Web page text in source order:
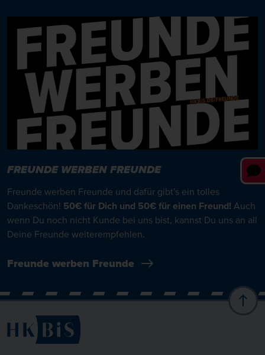
FREUNDE WERBEN FREUNDE
Freunde werben Freunde und dafür gibt’s ein tolles
Dankeschön! 50€ für Dich und 50€ für einen Freund! Auch
wenn Du noch nicht Kunde bei uns bist, kannst Du uns an all
Deine Freunde weiterempfehlen.
Freunde werben Freunde